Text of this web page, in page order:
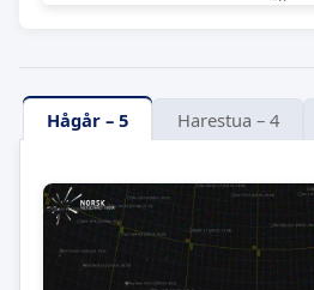
Hågår – 5 Harestua – 4